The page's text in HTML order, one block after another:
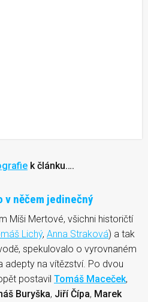
k článku….
něčem jedinečný
Míši Mertové, všichni historičtí
Lichý, Anna Straková) a tak
spekulovalo o vyrovnaném
adepty na vítězství. Po dvou
postavil Tomáš Maceček,
Buryška, Jiří Čípa, Marek